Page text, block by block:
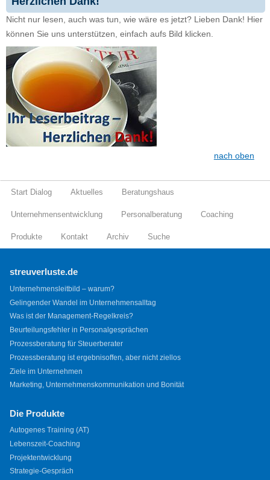
Nicht nur lesen, auch was tun, wie wäre es jetzt? Lieben Dank! Hier
können Sie uns unterstützen, einfach aufs Bild klicken.
nach oben
Start Dialog Aktuelles Beratungshaus
Unternehmensentwicklung Personalberatung Coaching
Produkte Kontakt Archiv Suche
streuverluste.de
Unternehmensleitbild – warum?
Gelingender Wandel im Unternehmensalltag
Was ist der Management-Regelkreis?
Beurteilungsfehler in Personalgesprächen
Prozessberatung für Steuerberater
Prozessberatung ist ergebnisoffen, aber nicht ziellos
Ziele im Unternehmen
Marketing, Unternehmenskommunikation und Bonität
Die Produkte
Autogenes Training (AT)
Lebenszeit-Coaching
Projektentwicklung
Strategie-Gespräch